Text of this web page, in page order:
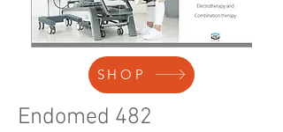
SHOP
Endomed 482